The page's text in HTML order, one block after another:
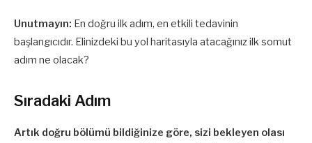
Unutmayın: En doğru ilk adım, en etkili tedavinin
başlangıcıdır. Elinizdeki bu yol haritasıyla atacağınız ilk somut
adım ne olacak?
Sıradaki Adım
Artık doğru bölümü bildiğinize göre, sizi bekleyen olası